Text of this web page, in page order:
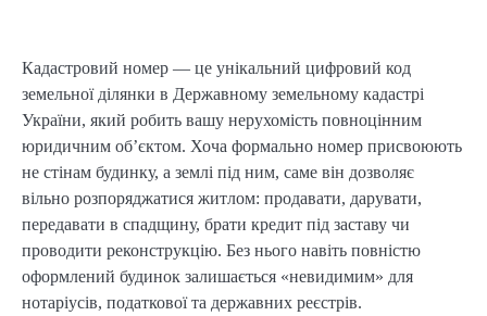
Кадастровий номер — це унікальний цифровий код
земельної ділянки в Державному земельному кадастрі
України, який робить вашу нерухомість повноцінним
юридичним об’єктом. Хоча формально номер присвоюють
не стінам будинку, а землі під ним, саме він дозволяє
вільно розпоряджатися житлом: продавати, дарувати,
передавати в спадщину, брати кредит під заставу чи
проводити реконструкцію. Без нього навіть повністю
оформлений будинок залишається «невидимим» для
нотаріусів, податкової та державних реєстрів.